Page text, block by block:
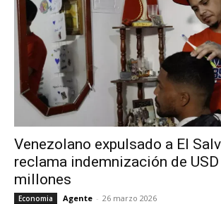
Venezolano expulsado a El
reclama indemnización de USD
millones
Economia Agente - 26 marzo 2026